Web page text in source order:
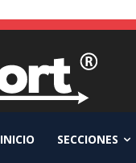
INICIO SECCIONES